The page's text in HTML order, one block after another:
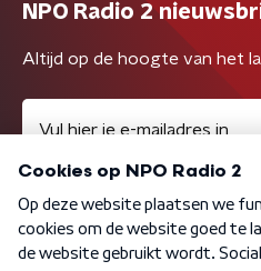
NPO Radio 2
Altijd op de hoogte van het
Algemene voorwaarden